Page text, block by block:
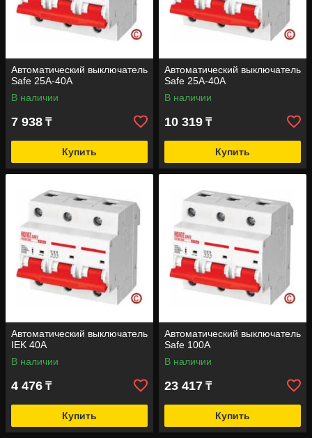
Автоматический выключатель
Safe 25А-40А
В наличии
7 938 ₸
Купить
Автоматический выключатель
Safe 25А-40А
В наличии
10 319 ₸
Купить
Автоматический выключатель
IEK 40А
В наличии
4 476 ₸
Купить
Автоматический выключатель
Safe 100А
В наличии
23 417 ₸
Купить